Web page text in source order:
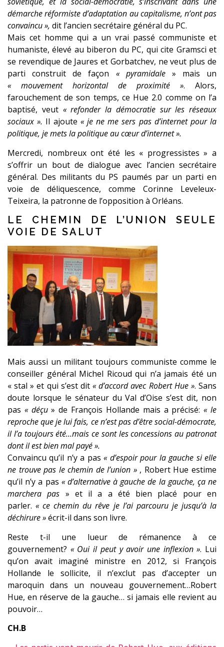
démarche réformiste d’adaptation au capitalisme, n’ont pas
convaincu », dit l’ancien secrétaire général du PC.
Mais cet homme qui a un vrai passé communiste et
humaniste, élevé au biberon du PC, qui cite Gramsci et
se revendique de Jaures et Gorbatchev, ne veut plus de
parti construit de façon « pyramidale» mais un
« mouvement horizontal de proximité ». Alors,
farouchement de son temps, ce Hue 2.0 comme on l’a
baptisé, veut « refonder la démocratie sur les réseaux
sociaux ». Il ajoute « je ne me sers pas d’internet pour la
politique, je mets la politique au cœur d’internet ».
Mercredi, nombreux ont été les « progressistes » a
s’offrir un bout de dialogue avec l’ancien secrétaire
général. Des militants du PS paumés par un parti en
voie de déliquescence, comme Corinne Leveleux-
Teixeira, la patronne de l’opposition à Orléans.
LE CHEMIN DE L’UNION SEULE
VOIE DE SALUT
Mais aussi un militant toujours communiste comme le
conseiller général Michel Ricoud qui n’a jamais été un
« stal » et qui s’est dit« d’accord avec Robert Hue ». Sans
doute lorsque le sénateur du Val d’Oise s’est dit, non
pas « déçu» de François Hollande mais a précisé:« le
reproche que je lui fais, ce n’est pas d’être social-démocrate,
il l’a toujours été…mais ce sont les concessions au patronat
dont il est bien mal payé ».
Convaincu qu’il n’y a pas « d’espoir pour la gauche si elle
ne trouve pas le chemin de l’union », Robert Hue estime
qu’il n’y a pas « d’alternative à gauche de la gauche, ça ne
marchera pas » et il a a été bien placé pour en
parler.« ce chemin du rêve je l’ai parcouru je jusqu’à la
déchirure »écrit-il dans son livre.
Reste t-il une lueur de rémanence à ce
gouvernement? « Oui il peut y avoir une inflexion ». Lui
qu’on avait imaginé ministre en 2012, si François
Hollande le sollicite, il n’exclut pas d’accepter un
maroquin dans un nouveau gouvernement…Robert
Hue, en réserve de la gauche… si jamais elle revient au
pouvoir…
CH.B